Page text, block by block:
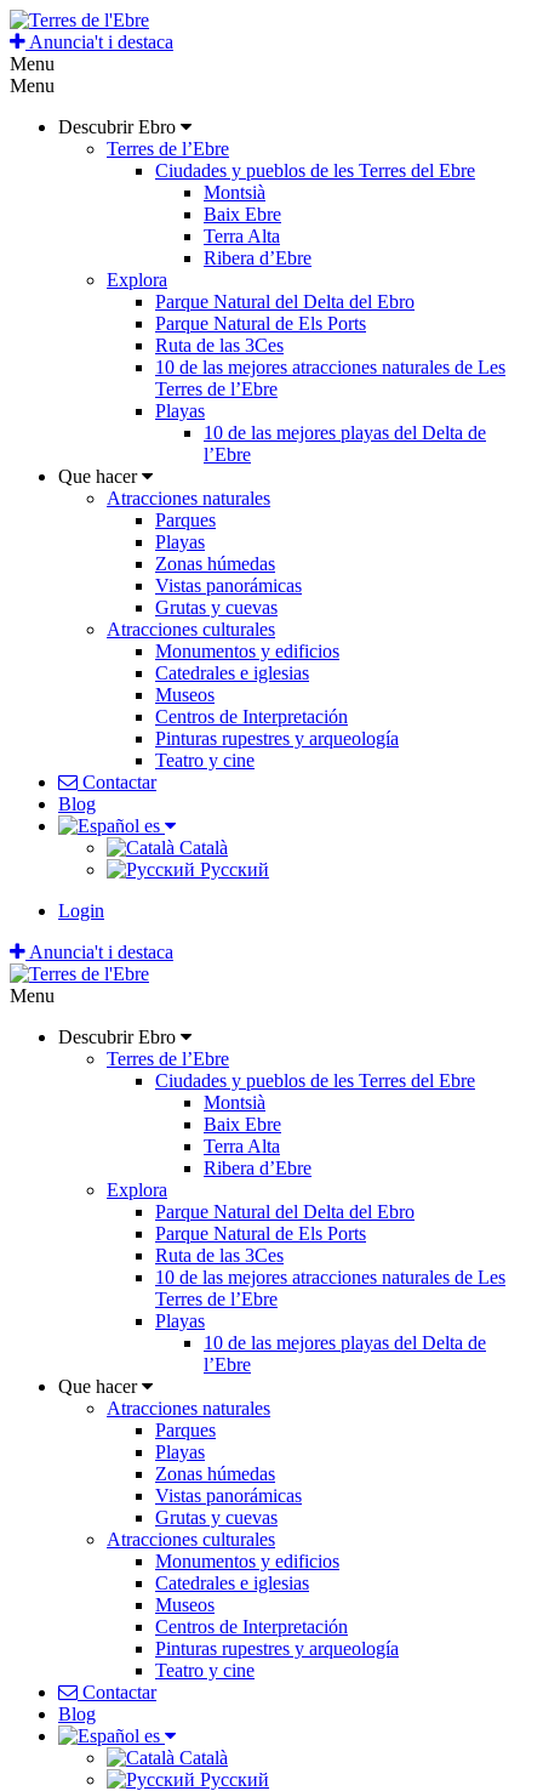
Anuncia't i destaca
Menu
Menu
Descubrir Ebro
Terres de l’Ebre
Ciudades y pueblos de les Terres del Ebre
Montsià
Baix Ebre
Terra Alta
Ribera d’Ebre
Explora
Parque Natural del Delta del Ebro
Parque Natural de Els Ports
Ruta de las 3Ces
10 de las mejores atracciones naturales de Les
Terres de l’Ebre
Playas
10 de las mejores playas del Delta de
l’Ebre
Que hacer
Atracciones naturales
Parques
Playas
Zonas húmedas
Vistas panorámicas
Grutas y cuevas
Atracciones culturales
Monumentos y edificios
Catedrales e iglesias
Museos
Centros de Interpretación
Pinturas rupestres y arqueología
Teatro y cine
Contactar
Blog
es
Català
Pусский
Login
Anuncia't i destaca
Menu
Descubrir Ebro
Terres de l’Ebre
Ciudades y pueblos de les Terres del Ebre
Montsià
Baix Ebre
Terra Alta
Ribera d’Ebre
Explora
Parque Natural del Delta del Ebro
Parque Natural de Els Ports
Ruta de las 3Ces
10 de las mejores atracciones naturales de Les
Terres de l’Ebre
Playas
10 de las mejores playas del Delta de
l’Ebre
Que hacer
Atracciones naturales
Parques
Playas
Zonas húmedas
Vistas panorámicas
Grutas y cuevas
Atracciones culturales
Monumentos y edificios
Catedrales e iglesias
Museos
Centros de Interpretación
Pinturas rupestres y arqueología
Teatro y cine
Contactar
Blog
es
Català
Pусский